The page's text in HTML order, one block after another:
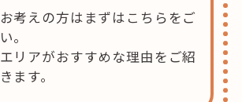
考えの方はまずはこちらをご
。
リアがおすすめな理由をご紹
ます。